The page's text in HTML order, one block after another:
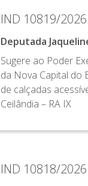
IND 10819/2026
Deputada
Sugere ao Poder
da Nova Capital do
de calçadas
Ceilândia – RA IX
IND 10818/2026